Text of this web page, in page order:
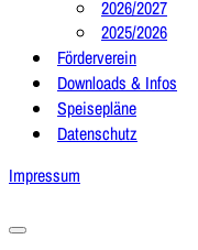
2026/2027
2025/2026
Förderverein
Downloads & Infos
Speisepläne
Datenschutz
Impressum
Navigationsmenü